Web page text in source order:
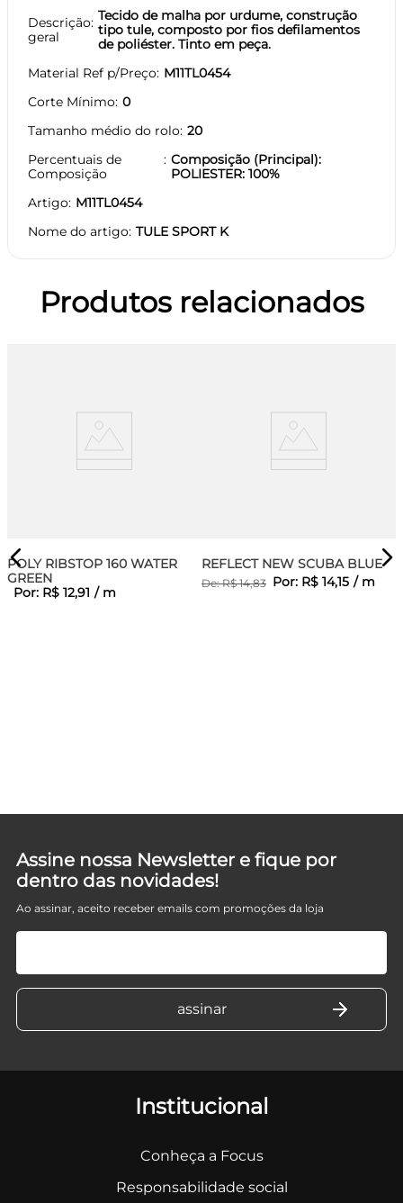
Descrição
geral
Tecido de malha por urdume, construção
tipo tule, composto por fios defilamentos
de poliéster. Tinto em peça.
Material Ref p/Preço M11TL0454
Corte Mínimo 0
Tamanho médio do rolo 20
Percentuais de
Composição
Composição (Principal):
POLIESTER: 100%
Artigo M11TL0454
Nome do artigo TULE SPORT K
Produtos relacionados
POLY RIBSTOP 160 WATER
GREEN
Por: R$ 12,91 / m
REFLECT NEW SCUBA BLUE
De:R$ 14,83 Por: R$ 14,15 / m
Assine nossa Newsletter e fique por
dentro das novidades!
Ao assinar, aceito receber emails com promoções da loja
Institucional
Conheça a Focus
Responsabilidade social